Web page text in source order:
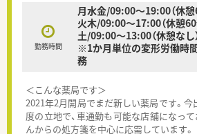
勤務時間
月水金/09:00～19:00（休憩
火木/09:00～17:00（休憩60
土/09:00～13:00（休憩なし
※1か月単位の変形労働時
務
＜こんな薬局です＞
2021年2月開局でまだ新しい薬局です。
度の立地で、車通勤も可能な店舗になっ
んからの処方箋を中心に応需しています。